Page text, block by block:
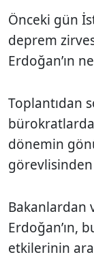
Önceki gün
deprem
Erdoğan’ın
Toplantıdan
dönemin
görevlisinden
Bakanlardan
Erdoğan’ın,
etkilerinin